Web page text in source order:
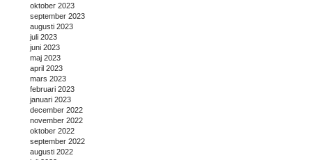
oktober 2023
september 2023
augusti 2023
juli 2023
juni 2023
maj 2023
april 2023
mars 2023
februari 2023
januari 2023
december 2022
november 2022
oktober 2022
september 2022
augusti 2022